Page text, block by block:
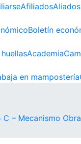
AfiliadosAliados
Boletín
Academia
en mampostería
C – Mecanismo